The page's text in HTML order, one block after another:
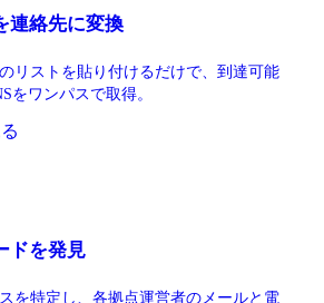
連絡先に変換
リストを貼り付けるだけで、到達可能
をワンパスで取得。
ドを発見
を特定し、各拠点運営者のメールと電